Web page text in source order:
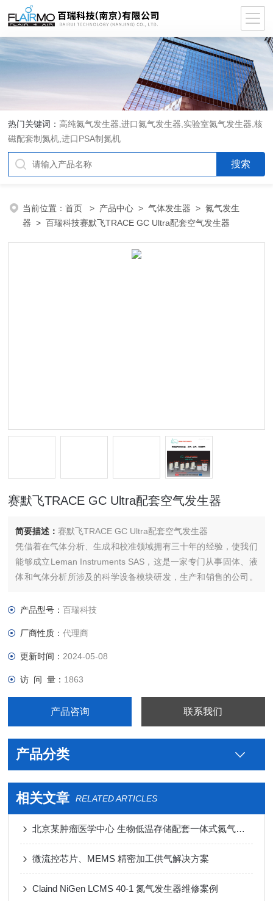
热门关键词： 高纯氮气发生器,进口氮气发生器,实验室氮气发生器,核
磁配套制氮机,进口PSA制氮机
当前位置：首页 > 产品中心 >气体发生器 >氮气发生
器 > 百瑞科技赛默飞TRACE GC Ultra配套空气发生器
赛默飞TRACE GC Ultra配套空气发生器
简要描述：赛默飞TRACE GC Ultra配套空气发生器
凭借着在气体分析、生成和校准领域拥有三十年的经验，使我们
能够成立Leman Instruments SAS，这是一家专门从事固体、液
体和气体分析所涉及的科学设备模块研发，生产和销售的公司。
发生器，氢气发生器，氧气发生器，零级空气发生器等。
产品型号：百瑞科技
厂商性质：代理商
更新时间： 2024-05-08
访 问 量： 1863
产品咨询 联系我们
产品分类
相关文章 RELATED ARTICLES
北京某肿瘤医学中心 生物低温存储配套一体式氮气发生器
微流控芯片、MEMS 精密加工供气解决方案
Claind NiGen LCMS 40-1 氮气发生器维修案例